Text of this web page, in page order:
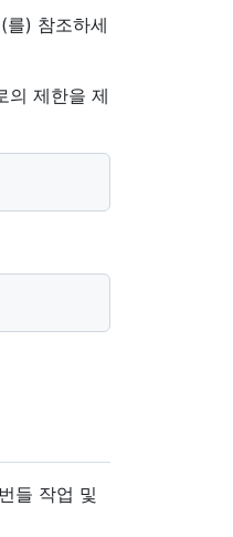
를) 참조하세
의 제한을 제
들 작업 및